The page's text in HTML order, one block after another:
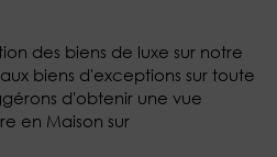
des biens de luxe sur notre
biens d'exceptions sur toute
d'obtenir une vue
en Maison sur